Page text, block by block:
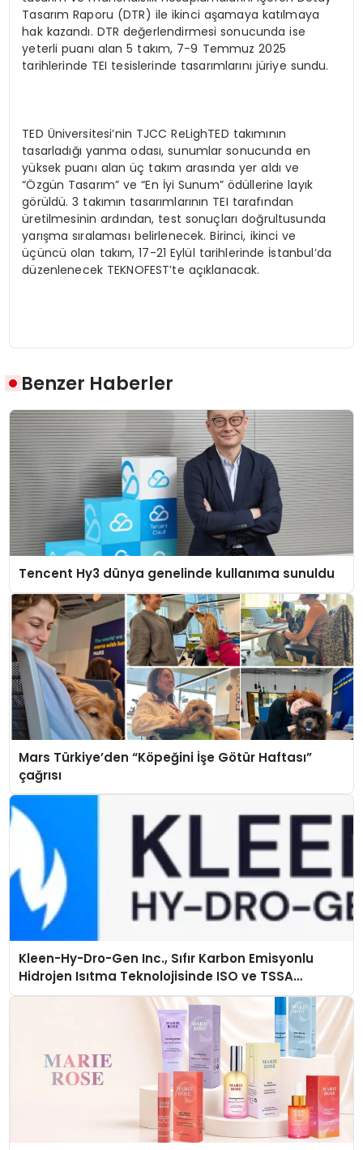
Tasarım Raporu (DTR) ile ikinci aşamaya katılmaya
hak kazandı. DTR değerlendirmesi sonucunda ise
yeterli puanı alan 5 takım, 7-9 Temmuz 2025
tarihlerinde TEI tesislerinde tasarımlarını jüriye sundu.
TED Üniversitesi’nin TJCC ReLighTED takımının
tasarladığı yanma odası, sunumlar sonucunda en
yüksek puanı alan üç takım arasında yer aldı ve
“Özgün Tasarım” ve “En İyi Sunum” ödüllerine layık
görüldü. 3 takımın tasarımlarının TEI tarafından
üretilmesinin ardından, test sonuçları doğrultusunda
yarışma sıralaması belirlenecek. Birinci, ikinci ve
üçüncü olan takım, 17-21 Eylül tarihlerinde İstanbul’da
düzenlenecek TEKNOFEST’te açıklanacak.
Benzer Haberler
Tencent Hy3 dünya genelinde kullanıma sunuldu
Mars Türkiye’den “Köpeğini İşe Götür Haftası”
çağrısı
Kleen-Hy-Dro-Gen Inc., Sıfır Karbon Emisyonlu
Hidrojen Isıtma Teknolojisinde ISO ve TSSA
Düzenleyici Onaylarını Aldı